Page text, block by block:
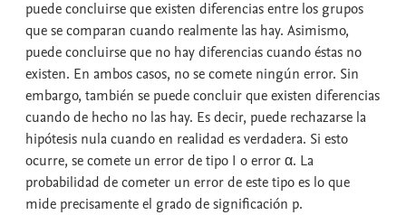
puede concluirse que existen diferencias entre los grupos
que se comparan cuando realmente las hay. Asimismo,
puede concluirse que no hay diferencias cuando éstas no
existen. En ambos casos, no se comete ningún error. Sin
embargo, también se puede concluir que existen diferencias
cuando de hecho no las hay. Es decir, puede rechazarse la
hipótesis nula cuando en realidad es verdadera. Si esto
ocurre, se comete un error de tipo I o error α. La
probabilidad de cometer un error de este tipo es lo que
mide precisamente el grado de significación p.